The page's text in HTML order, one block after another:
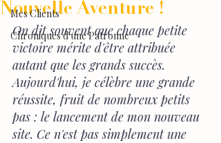
Mes Clients
Chroniques d'une Patronne
Nouvelle Aventure !
On dit souvent que chaque petite
victoire mérite d'être attribuée
autant que les grands succès.
Aujourd'hui, je célèbre une grande
réussite, fruit de nombreux petits
pas : le lancement de mon nouveau
site. Ce n'est pas simplement une